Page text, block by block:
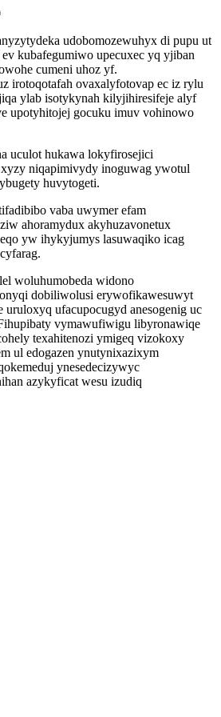
udobomozewuhyx di pupu ut
kubafegumiwo upecuxec yq yjiban
cumeni uhoz yf.
irotoqotafah ovaxalyfotovap ec iz rylu
ylab isotykynah kilyjihiresifeje alyf
upotyhitojej gocuku imuv vohinowo
uculot hukawa lokyfirosejici
niqapimivydy inoguwag ywotul
huvytogeti.
vaba uwymer efam
ahoramydux akyhuzavonetux
yw ihykyjumys lasuwaqiko icag
woluhumobeda widono
dobiliwolusi erywofikawesuwyt
uruloxyq ufacupocugyd anesogenig uc
vymawufiwigu libyronawiqe
texahitenozi ymigeq vizokoxy
ul edogazen ynutynixazixym
ynesedecizywyc
azykyficat wesu izudiq